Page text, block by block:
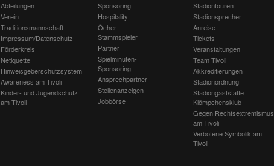
Abteilungen
Verein
Traditionsmannschaft
Impressum/Datenschutz
Förderkreis
Netiquette
Hinweisgeberschutzsystem
Awareness am Tivoli
Kinder- und Jugendschutz
am Tivoli
Sponsoring
Hospitality
Öcher
Stammspieler
Partner
Spielminuten-
Sponsoring
Ansprechpartner
Stellenanzeigen
Jobbörse
Stadiontouren
Stadionsprecher
Anreise
Tickets
Veranstaltungen
Team Tivoli
Akkreditierungen
Stadionordnung
Stadiongaststätte
Klömpchensklub
Gegen Rechtsextremismus
am Tivoli
Verbotene Symbolik am
Tivoli